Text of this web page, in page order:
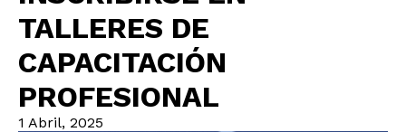
TALLERES DE
CAPACITACIÓN
PROFESIONAL
1 Abril, 2025